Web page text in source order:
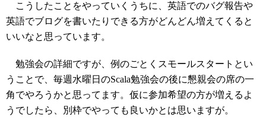
こうしたことをやっていくうちに、英語でのバグ報告や
英語でブログを書いたりできる方がどんどん増えてくると
いいなと思っています。
勉強会の詳細ですが、例のごとくスモールスタートとい
うことで、毎週水曜日のScala勉強会の後に懇親会の席の一
角でやろうかと思ってます。仮に参加希望の方が増えるよ
うでしたら、別枠でやっても良いかとは思いますが。